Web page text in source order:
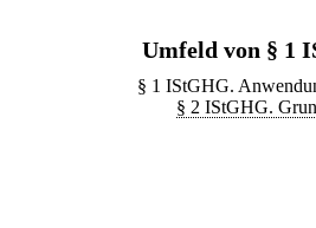
Umfeld von § 1
§ 1 IStGHG.
§ 2 IStGHG.